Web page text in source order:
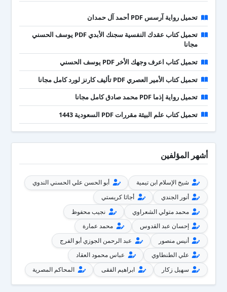
تحميل رواية آرسس PDF أحمد آل حمدان
تحميل كتاب عقدك النفسية سجنك الأبدي PDF يوسف الحسني
مجانا
تحميل كتاب اعرف وجهك الأخر PDF يوسف الحسني
تحميل كتاب الأمير العصري PDF تأليف كارنز لورد كامل مجانا
تحميل رواية إذما PDF محمد صادق كامل مجانا
تحميل كتاب علم البيئة مقررات PDF السعودية 1443
أشهر المؤلفين
شيخ الإسلام ابن تيمية
أبو الحسن علي الحسني الندوي
أنور الجندي
أجاثا كريستي
محمد متولي الشعراوي
نجيب محفوظ
إحسان عبد القدوس
محمد عمارة
أنيس منصور
عبد الرحمن الجوزي أبو الفرج
علي الطنطاوي
عباس محمود العقاد
سهيل زكار
ابراهيم الفقى المحاكم المصرية